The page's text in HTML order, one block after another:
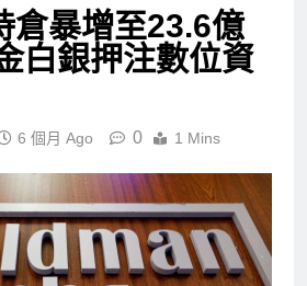
倉暴增至23.6億
白銀押注數位資
6 個月 Ago 0 1 Mins